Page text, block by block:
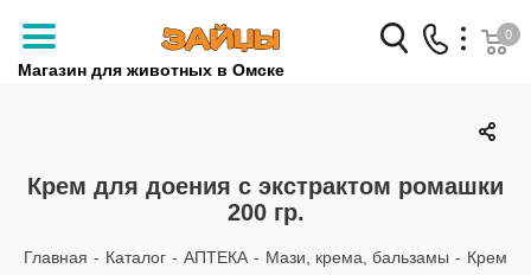
Магазин для животных в Омске
Заказать звонок
+7 (950) 959-88-32
0
Крем для доения с экстрактом ромашки
200 гр.
Главная - Каталог - АПТЕКА - Мази, крема, бальзамы - Крем